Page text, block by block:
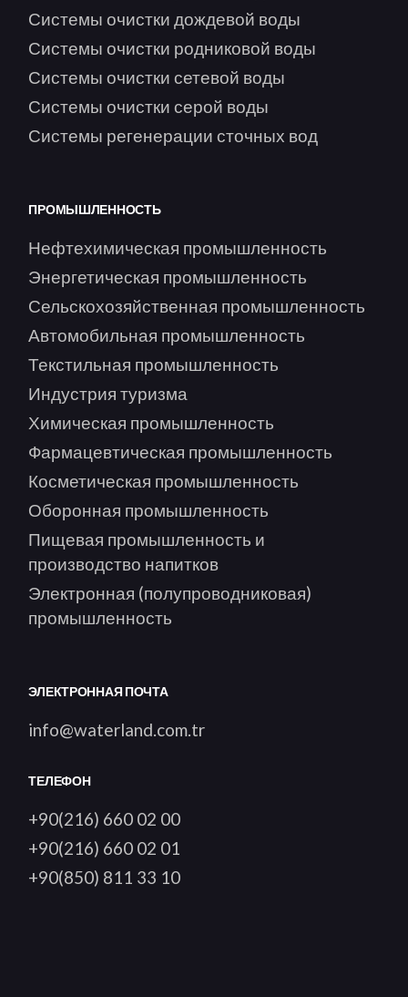
Системы очистки дождевой воды
Системы очистки родниковой воды
Системы очистки сетевой воды
Системы очистки серой воды
Системы регенерации сточных вод
ПРОМЫШЛЕННОСТЬ
Нефтехимическая промышленность
Энергетическая промышленность
Сельскохозяйственная промышленность
Автомобильная промышленность
Текстильная промышленность
Индустрия туризма
Химическая промышленность
Фармацевтическая промышленность
Косметическая промышленность
Оборонная промышленность
Пищевая промышленность и
производство напитков
Электронная (полупроводниковая)
промышленность
ЭЛЕКТРОННАЯ ПОЧТА
info@waterland.com.tr
ТЕЛЕФОН
+90(216) 660 02 00
+90(216) 660 02 01
+90(850) 811 33 10